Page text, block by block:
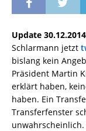
Update
Schlarmann jetzt
bislang kein
Präsident Martin
erklärt haben,
haben. Ein
Transferfenster